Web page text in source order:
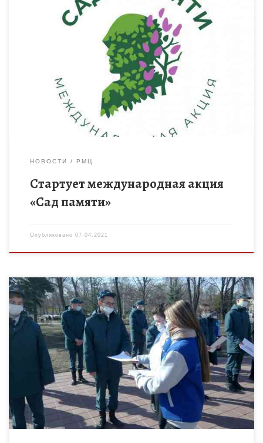
Региональный модельный центр дополнительного
образования детей Тамбовской области информирует о
проведении в апреле-мае 2021 года международной акции
«Сад памяти». Акция проводится с целью создания зеленых
НОВОСТИ РМЦ
Стартует международная акция
«Сад памяти»
Опубликовано 07.04.2021
Сегодня на Посту № 1 у мемориала «Вечный огонь» прошёл
торжественный старт единого городского патриотического
марафона «Во Славу Победы», который продлится до 12
июня. Патриотическая […]